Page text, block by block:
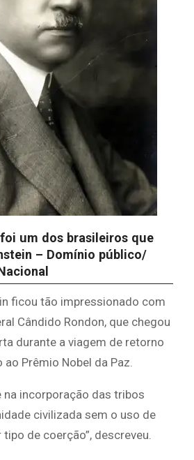
um dos brasileiros que
– Domínio público/
ficou tão impressionado com
Cândido Rondon, que chegou
durante a viagem de retorno
Prêmio Nobel da Paz.
na incorporação das tribos
civilizada sem o uso de
de coerção”, descreveu.